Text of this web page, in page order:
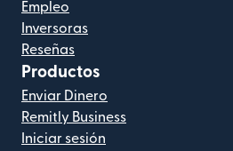
Empleo
Inversoras
Reseñas
Productos
Enviar Dinero
Remitly Business
Iniciar sesión